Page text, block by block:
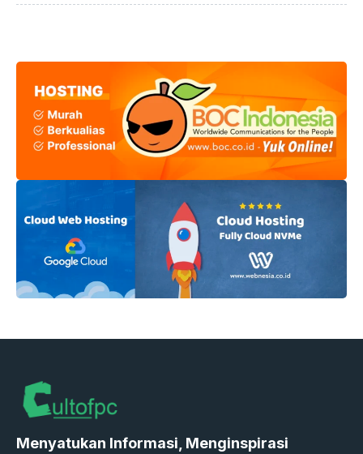
hal yang penting untuk menunjang perkembangan skill dan
karier gaming. Banyak gamer mulai menyadari bahwa hanya
bermain sendiri tidak cukup untuk meningkatkan
kemampuan secara ...
Menyatukan Informasi, Menginspirasi